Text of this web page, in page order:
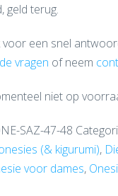
geld terug.
een snel
vragen of neem
niet op
SAZ-47-48
(& kigurumi),
voor dames,